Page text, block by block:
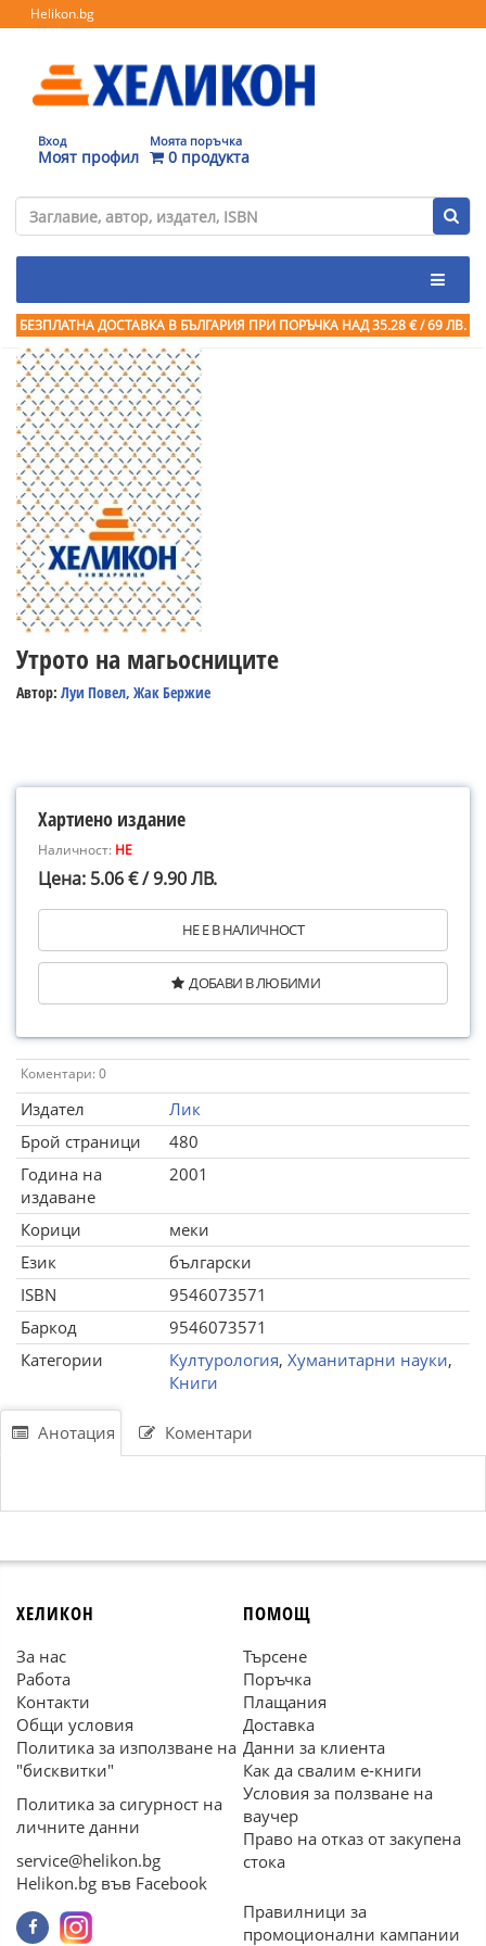
Helikon.bg
Вход
Моят профил
Моята поръчка
0 продукта
БЕЗПЛАТНА ДОСТАВКА В БЪЛГАРИЯ ПРИ ПОРЪЧКА НАД 35.28 € / 69 ЛВ.
Утрото на магьосниците
Автор: Луи Повел, Жак Бержие
Хартиено издание
Наличност: НЕ
Цена: 5.06 € / 9.90 ЛВ.
НЕ Е В НАЛИЧНОСТ
ДОБАВИ В ЛЮБИМИ
Коментари: 0
Издател
Лик
Брой страници
480
Година на
издаване
2001
Корици
меки
Език
български
ISBN
9546073571
Баркод
9546073571
Категории
Културология, Хуманитарни науки,
Книги
Анотация Коментари
ХЕЛИКОН
За нас
Работа
Контакти
Общи условия
Политика за използване на
"бисквитки"
Политика за сигурност на
личните данни
service@helikon.bg
Helikon.bg във Facebook
ПОМОЩ
Търсене
Поръчка
Плащания
Доставка
Данни за клиента
Как да свалим е-книги
Условия за ползване на
ваучер
Право на отказ от закупена
стока
Правилници за
промоционални кампании